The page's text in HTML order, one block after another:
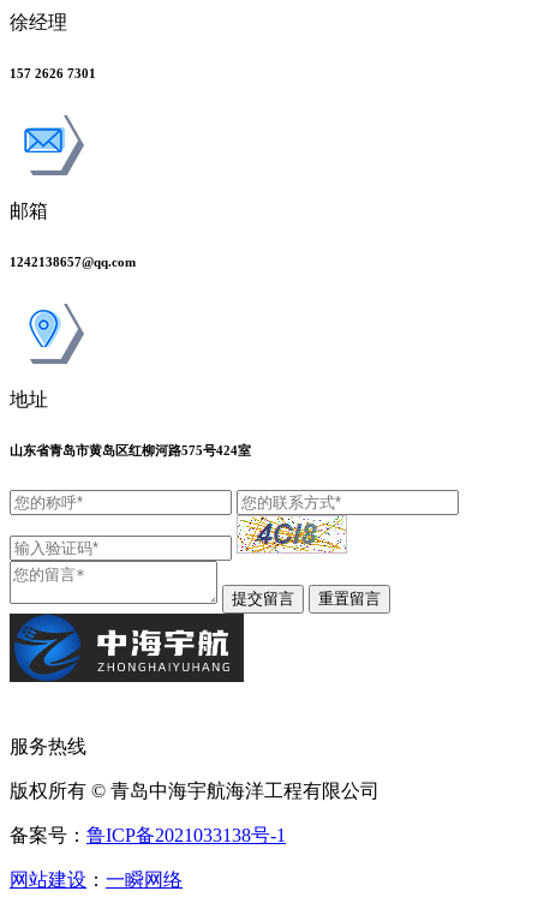
徐经理
157 2626 7301
邮箱
1242138657@qq.com
地址
山东省青岛市黄岛区红柳河路575号424室
服务热线
版权所有 © 青岛中海宇航海洋工程有限公司
备案号： 鲁ICP备2021033138号-1
网站建设 ： 一瞬网络